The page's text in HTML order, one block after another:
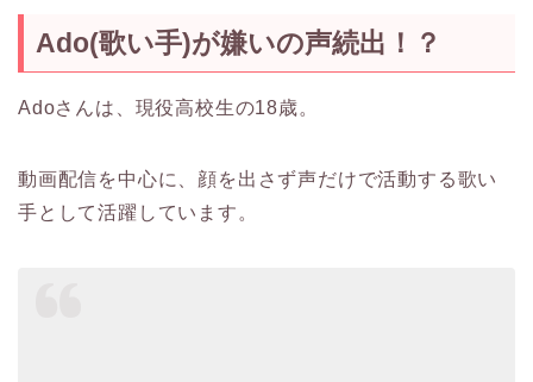
Ado(歌い手)が嫌いの声続出！？
Adoさんは、現役高校生の18歳。
動画配信を中心に、顔を出さず声だけで活動する歌い
手として活躍しています。